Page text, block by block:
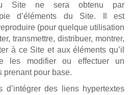
Site ne sera obtenu par
d’éléments du Site. Il est
(pour quelque utilisation
transmettre, distribuer, montrer,
à ce Site et aux éléments qu’il
les modifier ou effectuer un
prenant pour base.
d’intégrer des liens hypertextes